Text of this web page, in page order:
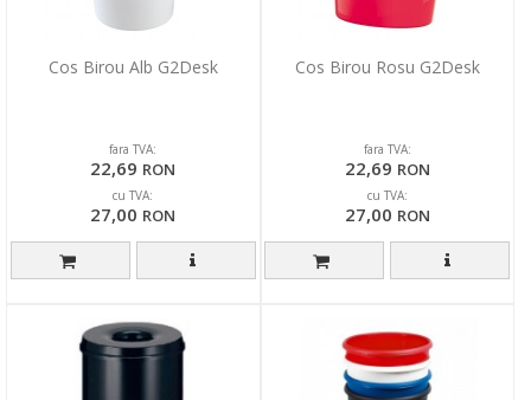
Cos Birou Alb G2Desk
fara TVA:
22,69 RON
cu TVA:
27,00 RON
Cos Birou Rosu G2Desk
fara TVA:
22,69 RON
cu TVA:
27,00 RON